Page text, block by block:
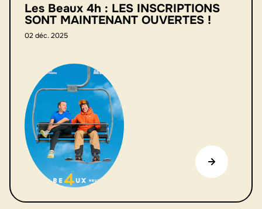
Les Beaux 4h : LES INSCRIPTIONS
SONT MAINTENANT OUVERTES !
02 déc. 2025